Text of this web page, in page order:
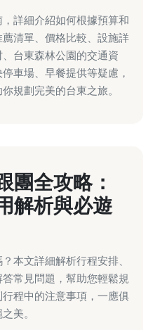
詳細介紹如何根據預算和
清單、價格比較、設施詳
台東森林公園的交通資
車場、早餐提供等疑慮，
規劃完美的台東之旅。
團全攻略：
解析與必遊
本文詳細解析行程安排、
常見問題，幫助您輕鬆規
程中的注意事項，一應俱
美。